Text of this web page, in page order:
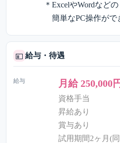
＊ExcelやWordなどの
簡単なPC操作がで
💴 給与・待遇
給与 月給 250,000
資格手当
昇給あり
賞与あり
試用期間2ヶ月(